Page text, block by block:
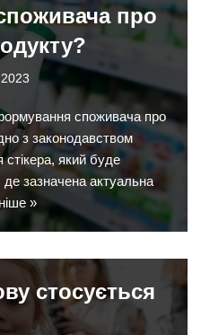
про
споживача про
з законодавством
стікера, який буде
де зазначена актуальна
»
стосується